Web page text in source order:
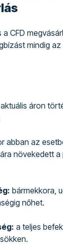
CFD
mindig
áron
abban az
növekedett
bármekkora,
nőhet.
a teljes